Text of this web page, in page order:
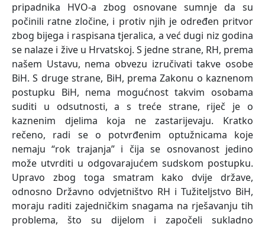
pripadnika HVO-a zbog osnovane sumnje da su
počinili ratne zločine, i protiv njih je određen pritvor
zbog bijega i raspisana tjeralica, a već dugi niz godina
se nalaze i žive u Hrvatskoj. S jedne strane, RH, prema
našem Ustavu, nema obvezu izručivati takve osobe
BiH. S druge strane, BiH, prema Zakonu o kaznenom
postupku BiH, nema mogućnost takvim osobama
suditi u odsutnosti, a s treće strane, riječ je o
kaznenim djelima koja ne zastarijevaju. Kratko
rečeno, radi se o potvrđenim optužnicama koje
nemaju “rok trajanja” i čija se osnovanost jedino
može utvrditi u odgovarajućem sudskom postupku.
Upravo zbog toga smatram kako dvije države,
odnosno Državno odvjetništvo RH i Tužiteljstvo BiH,
moraju raditi zajedničkim snagama na rješavanju tih
problema, što su dijelom i započeli sukladno